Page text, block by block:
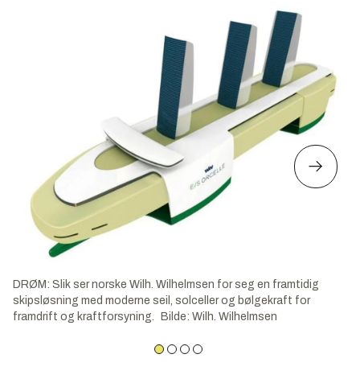
DRØM: Slik ser norske Wilh. Wilhelmsen for seg en framtidig
skipsløsning med moderne seil, solceller og bølgekraft for
framdrift og kraftforsyning.
Bilde: Wilh. Wilhelmsen